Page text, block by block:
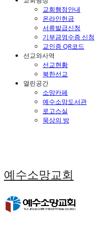
교회행정안내
온라인헌금
서류발급신청
기부금영수증 신청
교인증 QR코드
선교와사역
선교현황
북한선교
열린공간
소망카페
예수소망도서관
로고스실
묵상의 방
예수소망교회